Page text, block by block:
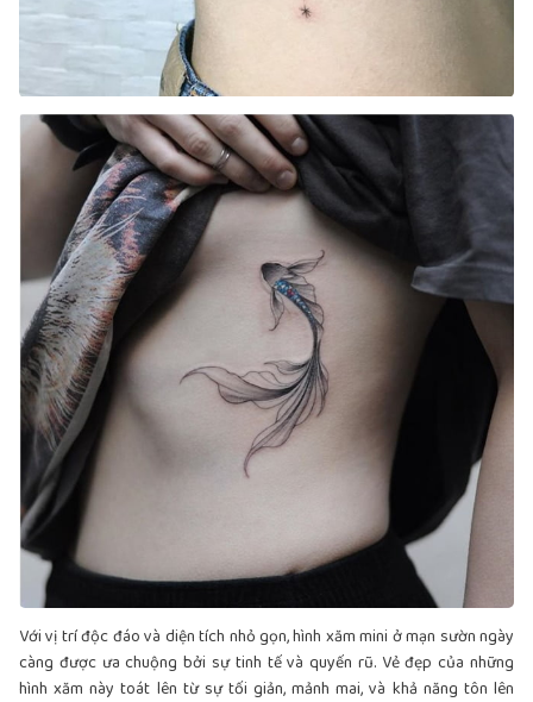
Với vị trí độc đáo và diện tích nhỏ gọn, hình xăm mini ở mạn sườn ngày
càng được ưa chuộng bởi sự tinh tế và quyến rũ. Vẻ đẹp của những
hình xăm này toát lên từ sự tối giản, mảnh mai, và khả năng tôn lên